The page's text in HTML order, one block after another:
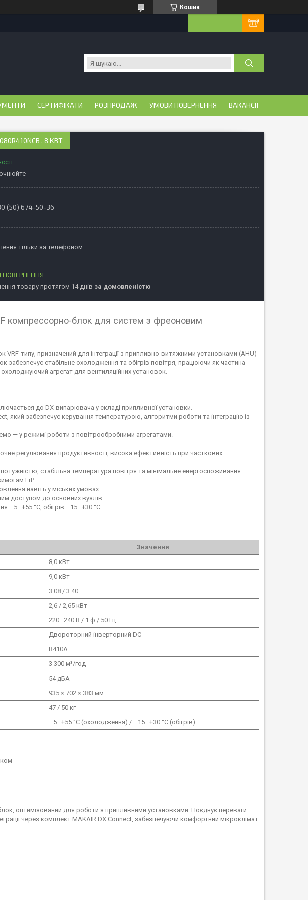
Кошик
СЕРТИФІКАТИ РОЗПРОДАЖ УМОВИ ПОВЕРНЕННЯ ВАКАНСІЇ
, 8 КВТ
(50) 674-50-36
тільки за телефоном
товару протягом 14 днів за домовленістю
компрессорно-блок для систем з фреоновим
VRF-типу, призначений для інтеграції з припливно-витяжними установками (AHU)
забезпечує стабільне охолодження та обігрів повітря, працюючи як частина
агрегат для вентиляційних установок.
до DX-випарювача у складі припливної установки.
який забезпечує керування температурою, алгоритми роботи та інтеграцію із
— у режимі роботи з повітрообробними агрегатами.
регулювання продуктивності, висока ефективність при часткових
стабільна температура повітря та мінімальне енергоспоживання.
ErP.
навіть у міських умовах.
доступом до основних вузлів.
°C, обігрів –15…+30 °C.
Значення
8,0 кВт
9,0 кВт
3.08 / 3.40
2,6 / 2,65 кВт
220–240 В / 1 ф / 50 Гц
Двороторний інверторний DC
R410A
3 300 м³/год
54 дБА
935 × 702 × 383 мм
47 / 50 кг
–5…+55 °C (охолодження) / –15…+30 °C (обігрів)
оптимізований для роботи з припливними установками. Поєднує переваги
через комплект MAKAIR DX Connect, забезпечуючи комфортний мікроклімат